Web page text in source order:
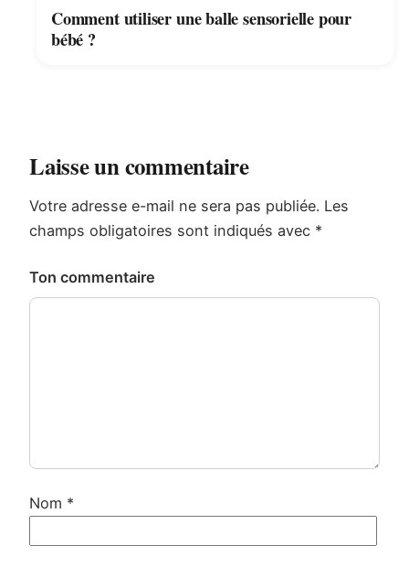
Comment utiliser une balle sensorielle pour
bébé ?
Laisse un commentaire
Votre adresse e-mail ne sera pas publiée. Les
champs obligatoires sont indiqués avec *
Ton commentaire
Nom *